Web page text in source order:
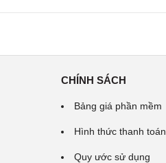
CHÍNH SÁCH
Bảng giá phần mềm
Hình thức thanh toán
Quy ước sử dụng